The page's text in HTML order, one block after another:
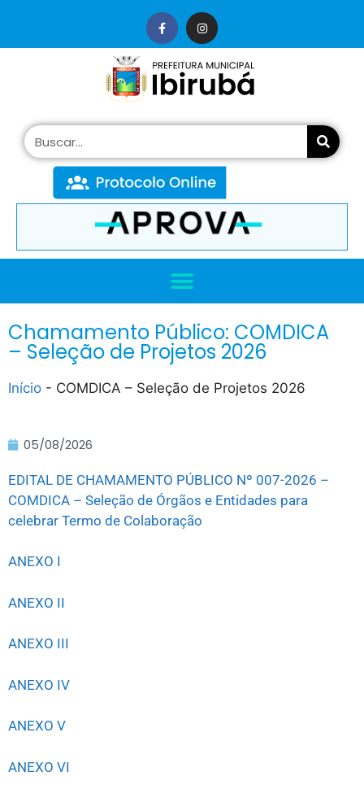
Chamamento Público: COMDICA
– Seleção de Projetos 2026
Início - COMDICA – Seleção de Projetos 2026
05/08/2026
EDITAL DE CHAMAMENTO PÚBLICO Nº 007-2026 –
COMDICA – Seleção de Órgãos e Entidades para
celebrar Termo de Colaboração
ANEXO I
ANEXO II
ANEXO III
ANEXO IV
ANEXO V
ANEXO VI